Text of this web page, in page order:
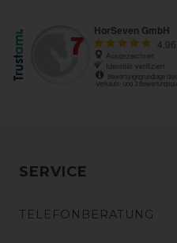
SERVICE
TELEFONBERATUNG